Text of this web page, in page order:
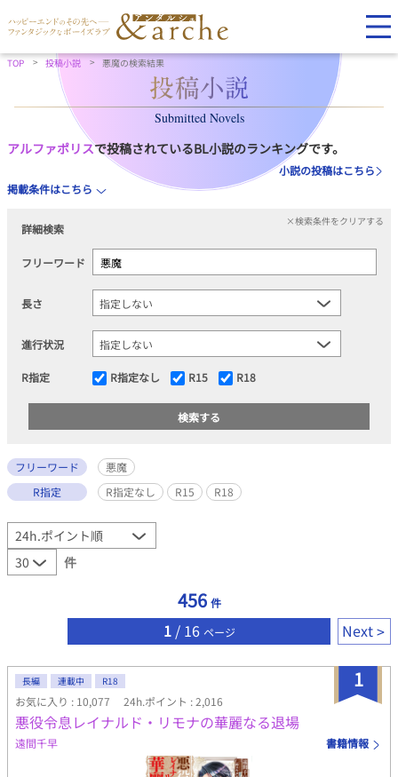
TOP 投稿小説 悪魔の検索結果
Submitted Novels
アルファポリスで投稿されているBL小説のランキングです。
小説の投稿はこちら
掲載条件はこちら
詳細検索
×検索条件をクリアする
フリーワード
長さ
進行状況
R指定 R指定なし R15 R18
フリーワード
悪魔
R指定
R指定なし R15 R18
件
456 件
1/ 16 ページ Next
1
長編 連載中 R18
お気に入り : 10,077 24h.ポイント : 2,016
悪役令息レイナルド・リモナの華麗なる退場
遠間千早 書籍情報